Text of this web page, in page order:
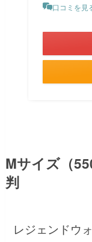
口コミを見
Mサイズ（
判
レジェンドウ